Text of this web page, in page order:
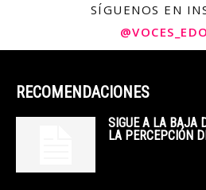
SÍGUENOS EN
RECOMENDACIONES
SIGUE A LA BAJA
LA PERCEPCIÓN